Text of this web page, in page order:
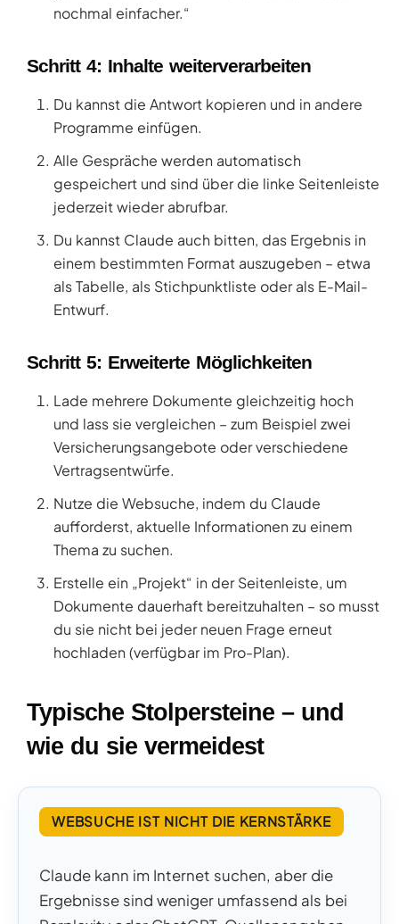
nochmal einfacher.“
Schritt 4: Inhalte weiterverarbeiten
Du kannst die Antwort kopieren und in andere
Programme einfügen.
Alle Gespräche werden automatisch
gespeichert und sind über die linke Seitenleiste
jederzeit wieder abrufbar.
Du kannst Claude auch bitten, das Ergebnis in
einem bestimmten Format auszugeben – etwa
als Tabelle, als Stichpunktliste oder als E-Mail-
Entwurf.
Schritt 5: Erweiterte Möglichkeiten
Lade mehrere Dokumente gleichzeitig hoch
und lass sie vergleichen – zum Beispiel zwei
Versicherungsangebote oder verschiedene
Vertragsentwürfe.
Nutze die Websuche, indem du Claude
aufforderst, aktuelle Informationen zu einem
Thema zu suchen.
Erstelle ein „Projekt“ in der Seitenleiste, um
Dokumente dauerhaft bereitzuhalten – so musst
du sie nicht bei jeder neuen Frage erneut
hochladen (verfügbar im Pro-Plan).
Typische Stolpersteine – und
wie du sie vermeidest
WEBSUCHE IST NICHT DIE KERNSTÄRKE
Claude kann im Internet suchen, aber die
Ergebnisse sind weniger umfassend als bei